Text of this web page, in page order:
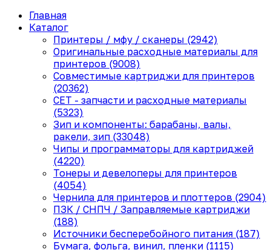
Главная
Каталог
Принтеры / мфу / сканеры (2942)
Оригинальные расходные материалы для
принтеров (9008)
Совместимые картриджи для принтеров
(20362)
CET - запчасти и расходные материалы
(5323)
Зип и компоненты: барабаны, валы,
ракели, зип (33048)
Чипы и программаторы для картриджей
(4220)
Тонеры и девелоперы для принтеров
(4054)
Чернила для принтеров и плоттеров (2904)
ПЗК / СНПЧ / Заправляемые картриджи
(188)
Источники бесперебойного питания (187)
Бумага, фольга, винил, пленки (1115)